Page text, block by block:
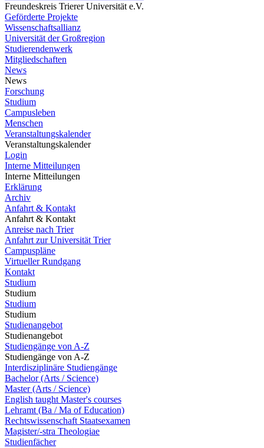
Freundeskreis Trierer Universität e.V.
Geförderte Projekte
Wissenschaftsallianz
Universität der Großregion
Studierendenwerk
Mitgliedschaften
News
News
Forschung
Studium
Campusleben
Menschen
Veranstaltungskalender
Veranstaltungskalender
Login
Interne Mitteilungen
Interne Mitteilungen
Erklärung
Archiv
Anfahrt & Kontakt
Anfahrt & Kontakt
Anreise nach Trier
Anfahrt zur Universität Trier
Campuspläne
Virtueller Rundgang
Kontakt
Studium
Studium
Studium
Studium
Studienangebot
Studienangebot
Studiengänge von A-Z
Studiengänge von A-Z
Interdisziplinäre Studiengänge
Bachelor (Arts / Science)
Master (Arts / Science)
English taught Master's courses
Lehramt (Ba / Ma of Education)
Rechtswissenschaft Staatsexamen
Magister/-stra Theologiae
Studienfächer